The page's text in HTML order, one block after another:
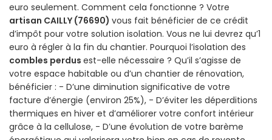
euro seulement. Comment cela fonctionne ? Votre
artisan CAILLY (76690) vous fait bénéficier de ce crédit
d’impôt pour votre solution isolation. Vous ne lui devrez qu’1
euro à régler à la fin du chantier. Pourquoi l’isolation des
combles perdus est-elle nécessaire ? Qu’il s’agisse de
votre espace habitable ou d’un chantier de rénovation,
bénéficier : - D’une diminution significative de votre
facture d’énergie (environ 25%), - D’éviter les déperditions
thermiques en hiver et d’améliorer votre confort intérieur
grâce à la cellulose, - D’une évolution de votre barème